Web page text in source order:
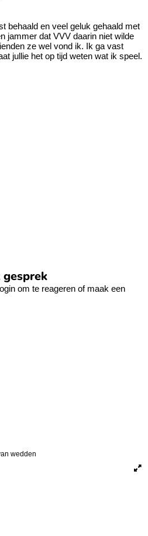
behaald en veel geluk gehaald met
jammer dat VVV daarin niet wilde
ze wel vond ik. Ik ga vast
jullie het op tijd weten wat ik speel.
om te reageren of maak een
wedden